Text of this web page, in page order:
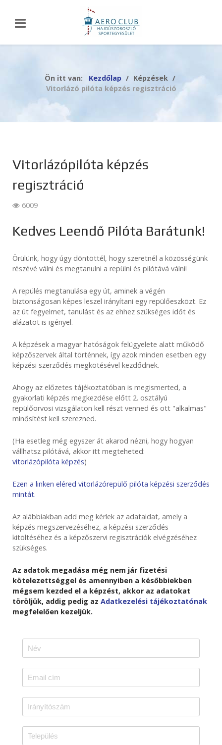
Ön itt van: Kezdőlap
Képzések
Vitorlázó pilóta képzés regisztráció
Vitorlázópilóta képzés
regisztráció
6009
Kedves Leendő Pilóta Barátunk!
Örülünk, hogy úgy döntöttél, hogy szeretnél a közösségünk
részévé válni és megtanulni a repülni és pilótává válni!
A repülés megtanulása egy út, aminek a végén
biztonságosan képes leszel irányítani egy repülőeszközt. Ez
az út fegyelmet, tanulást és az ehhez szükséges időt és
alázatot is igényel.
A képzések a magyar hatóságok felügyelete alatt működő
képzőszervek által történnek, így azok minden esetben egy
képzési szerződés megkötésével kezdődnek.
Ahogy az előzetes tájékoztatóban is megismerted, a
gyakorlati képzés megkezdése előtt 2. osztályú
repülőorvosi vizsgálaton kell részt venned és ott "alkalmas"
minősítést kell szerezned.
(Ha esetleg még egyszer át akarod nézni, hogy hogyan
vállhatsz pilótává, akkor itt megteheted:
vitorlázópilóta képzés)
Ezen a linken eléred vitorlázórepülő pilóta képzési szerződés
mintát.
Az alábbiakban add meg kérlek az adataidat, amely a
képzés megszervezéséhez, a képzési szerződés
kitöltéséhez és a képzőszervi regisztrációk elvégzéséhez
szükséges.
Az adatok megadása még nem jár fizetési
kötelezettséggel és amennyiben a későbbiekben
mégsem kezded el a képzést, akkor az adatokat
töröljük, addig pedig az Adatkezelési tájékoztatónak
megfelelően kezeljük.